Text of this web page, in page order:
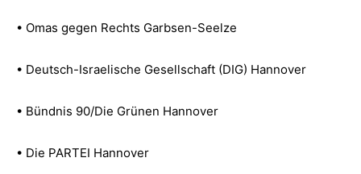
• Omas gegen Rechts Garbsen-Seelze
• Deutsch-Israelische Gesellschaft (DIG) Hannover
• Bündnis 90/Die Grünen Hannover
• Die PARTEI Hannover